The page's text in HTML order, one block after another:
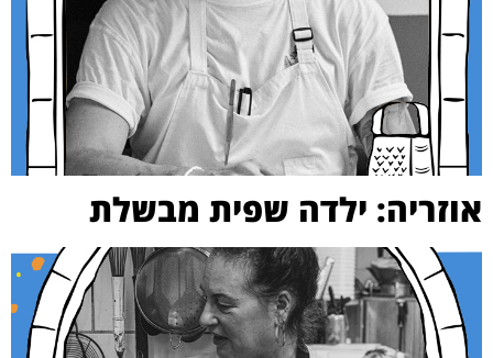
אוזריה: ילדה שפית מבשלת